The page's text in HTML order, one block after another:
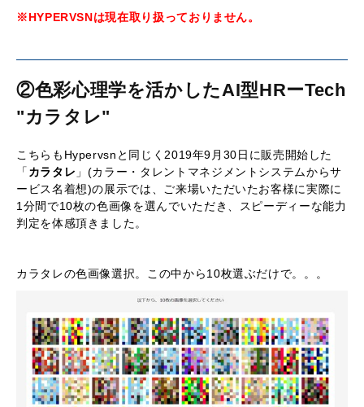
※HYPERVSNは現在取り扱っておりません。
②色彩心理学を活かしたAI型HRーTech
"カラタレ"
こちらもHypervsnと同じく2019年9月30日に販売開始した
「カラタレ 」(カラー・タレントマネジメントシステムからサ
ービス名着想)の展示では、ご来場いただいたお客様に実際に
1分間で10枚の色画像を選んでいただき、スピーディーな能力
判定を体感頂きました。
カラタレの色画像選択。この中から10枚選ぶだけで。。。